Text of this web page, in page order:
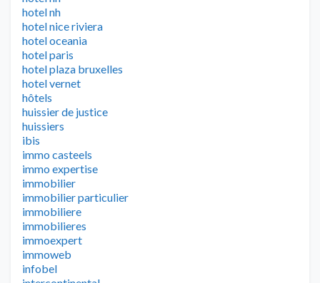
hotel nh
hotel nice riviera
hotel oceania
hotel paris
hotel plaza bruxelles
hotel vernet
hôtels
huissier de justice
huissiers
ibis
immo casteels
immo expertise
immobilier
immobilier particulier
immobiliere
immobilieres
immoexpert
immoweb
infobel